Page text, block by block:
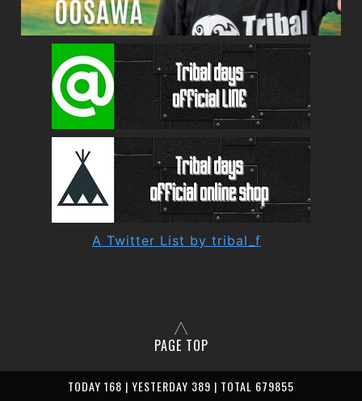
A Twitter List by tribal_f
PAGE TOP
TODAY 168 | YESTERDAY 389 | TOTAL 679855